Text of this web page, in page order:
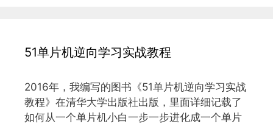
51单片机逆向学习实战教程
2016年，我编写的图书《51单片机逆向学习实战
教程》在清华大学出版社出版，里面详细记载了
如何从一个单片机小白一步一步进化成一个单片